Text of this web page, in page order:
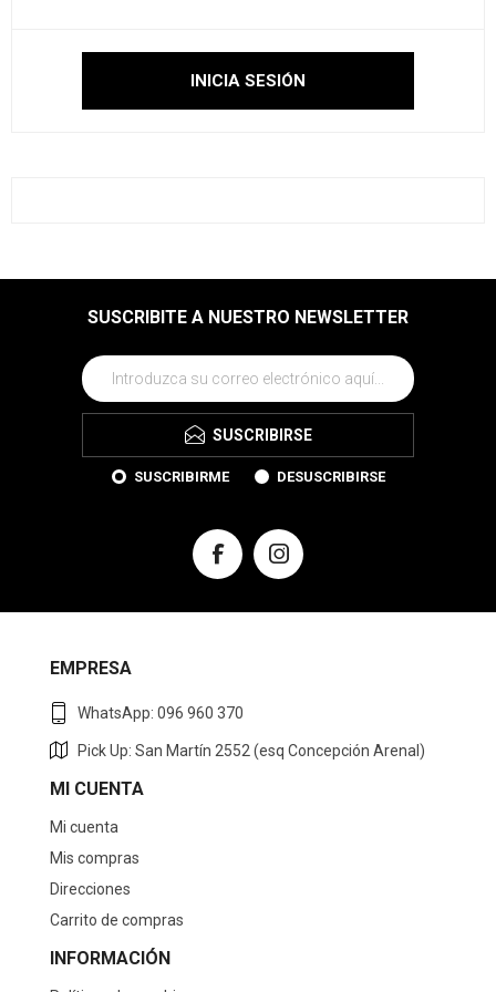
SUSCRIBITE A NUESTRO NEWSLETTER
SUSCRIBIRSE
SUSCRIBIRME DESUSCRIBIRSE
EMPRESA
WhatsApp: 096 960 370
Pick Up: San Martín 2552 (esq Concepción Arenal)
MI CUENTA
Mi cuenta
Mis compras
Direcciones
Carrito de compras
INFORMACIÓN